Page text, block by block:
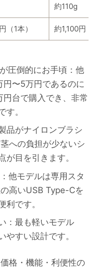
約110g
（1本） 約1,100円
圧倒的にお手頃：他
〜5万円であるのに
台で購入でき、非常
す。
品がナイロンブラシ
への負担が少ないシ
が目を引きます。
他モデルは専用スタ
高いUSB Type-Cを
利です。
：最も軽いモデル
やすい設計です。
格・機能・利便性の